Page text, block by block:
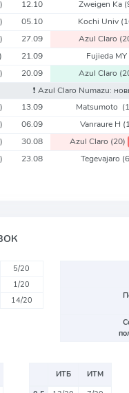
12.10 Zweigen Ka
05.10 Kochi Univ
27.09 Azul Claro
21.09 Fujieda MY
20.09 Azul Claro
❗️ Azul Claro Numazu:
13.09 Matsumoto
06.09 Vanraure H
30.08 Azul Claro (20)
23.08 Tegevajaro
5/20
1/20
14/20
ИТБ
ИТМ